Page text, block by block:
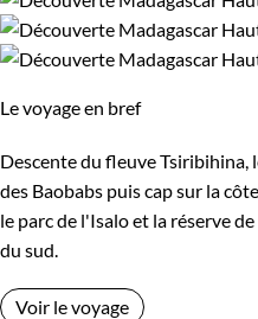
l'île, aussi aurez-vous
qualité. Entre
une île aussi riche en
naturelles !
Guide de voyage Madagascar
Supérieur
Environnement
Le voyage en bref
Descente du fleuve Tsiribihina,
des Baobabs puis cap sur la
le parc de l'Isalo et la réserve
du sud.
Voir le voyage